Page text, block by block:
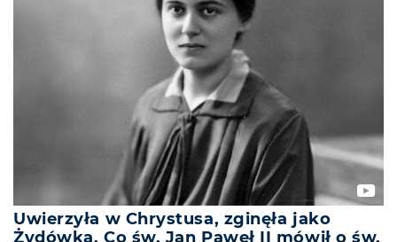
Uwierzyła w Chrystusa, zginęła jako
Żydówka. Co św. Jan Paweł II mówił o św.